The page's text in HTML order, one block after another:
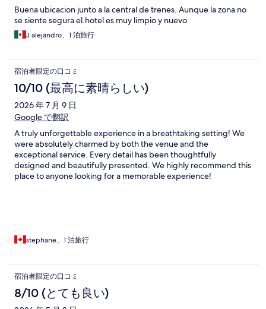
Buena ubicacion junto a la central de trenes. Aunque la zona no
se siente segura el.hotel es muy limpio y nuevo
J alejandro、1 泊旅行
宿泊者限定の口コミ
10/10 (最高に素晴らしい)
2026 年 7 月 9 日
Google で翻訳
A truly unforgettable experience in a breathtaking setting! We
were absolutely charmed by both the venue and the
exceptional service. Every detail has been thoughtfully
designed and beautifully presented. We highly recommend this
place to anyone looking for a memorable experience!
stephane、1 泊旅行
宿泊者限定の口コミ
8/10 (とても良い)